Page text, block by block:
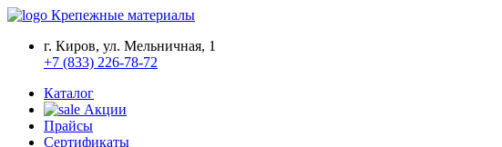
Крепежные материалы
г. Киров, ул. Мельничная, 1
+7 (833) 226-78-72
Каталог
Акции
Прайсы
Сертификаты